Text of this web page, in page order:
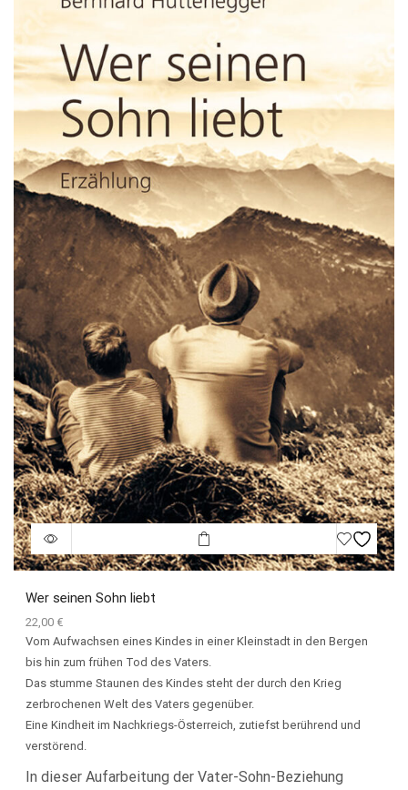
Wer seinen Sohn liebt
22,00 €
Vom Aufwachsen eines Kindes in einer Kleinstadt in den Bergen
bis hin zum frühen Tod des Vaters.
Das stumme Staunen des Kindes steht der durch den Krieg
zerbrochenen Welt des Vaters gegenüber.
Eine Kindheit im Nachkriegs-Österreich, zutiefst berührend und
verstörend.
In dieser Aufarbeitung der Vater-Sohn-Beziehung